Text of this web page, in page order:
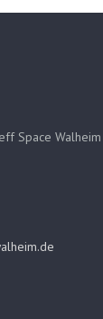
Space Walheim